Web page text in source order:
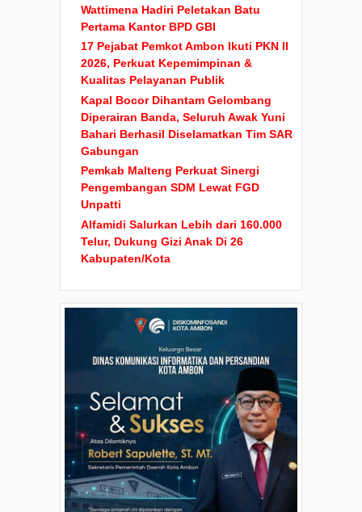
Wattimena Hadiri Peletakan Batu
Pertama Kantor BPD GBI
17 Pejabat Pemkot Ambon Ikuti PKN II
2026, Perkuat Kepemimpinan &
Kualitas Pelayanan Publik
Kapal Bocor Dihantam Gelombang
Diperairan Banda, Seluruh Awak Yuni
Bahari Berhasil Diselamatkan Tim SAR
Gabungan
Pemkab Malteng Perkuat Sinergi
Pengembangan SDM Lewat FGD
Unpatti
Alfamidi Salurkan Lebih dari 160.000
Telur, Dukung Gizi Anak Di 26
Kabupaten/Kota